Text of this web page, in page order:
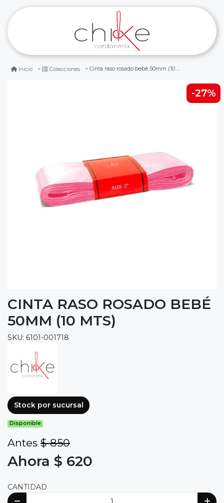
Inicio Colecciones Cinta raso rosado bebé 50mm (10 mts)
-27%
CINTA RASO ROSADO BEBÉ
50MM (10 MTS)
SKU: 6101-001718
Stock por sucursal
Disponible
Antes $ 850
Ahora $ 620
CANTIDAD